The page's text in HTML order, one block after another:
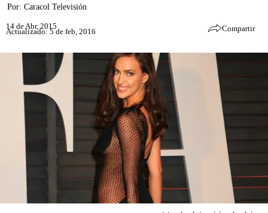
Por: Caracol Televisión
14 de Abr, 2015
Actualizado: 5 de feb, 2016 Compartir